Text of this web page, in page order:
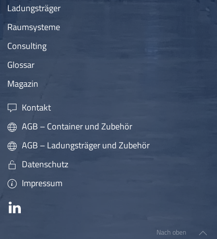
Ladungsträger
Raumsysteme
Consulting
Glossar
Magazin
Kontakt
AGB – Container und Zubehör
AGB – Ladungsträger und Zubehör
Datenschutz
Impressum
Nach oben